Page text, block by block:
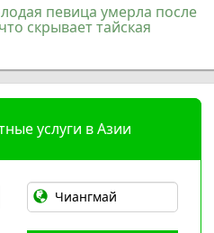
певица умерла после
скрывает тайская
услуги в Азии